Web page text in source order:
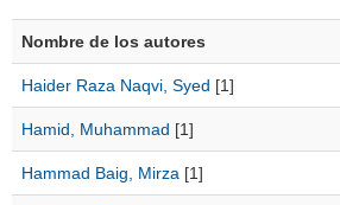
Nombre de los autores
Haider Raza Naqvi, Syed [1]
Hamid, Muhammad [1]
Hammad Baig, Mirza [1]